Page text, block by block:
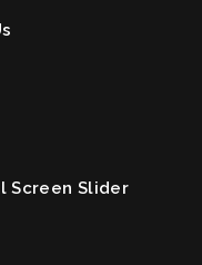
Screen Slider